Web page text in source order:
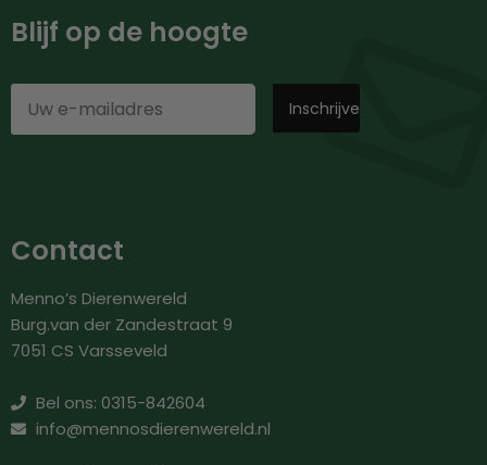
Blijf op de hoogte
Contact
Menno’s Dierenwereld
Burg.van der Zandestraat 9
7051 CS Varsseveld
Bel ons: 0315-842604
info@mennosdierenwereld.nl